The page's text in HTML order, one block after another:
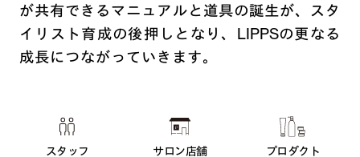
が共有できるマニュアルと道具の誕生が、スタ
イリスト育成の後押しとなり、LIPPSの更なる
成長につながっていきます。
スタッフ サロン店舗 プロダクト